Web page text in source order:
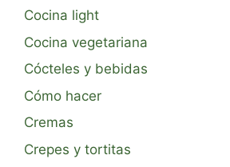
Cocina light
Cocina vegetariana
Cócteles y bebidas
Cómo hacer
Cremas
Crepes y tortitas